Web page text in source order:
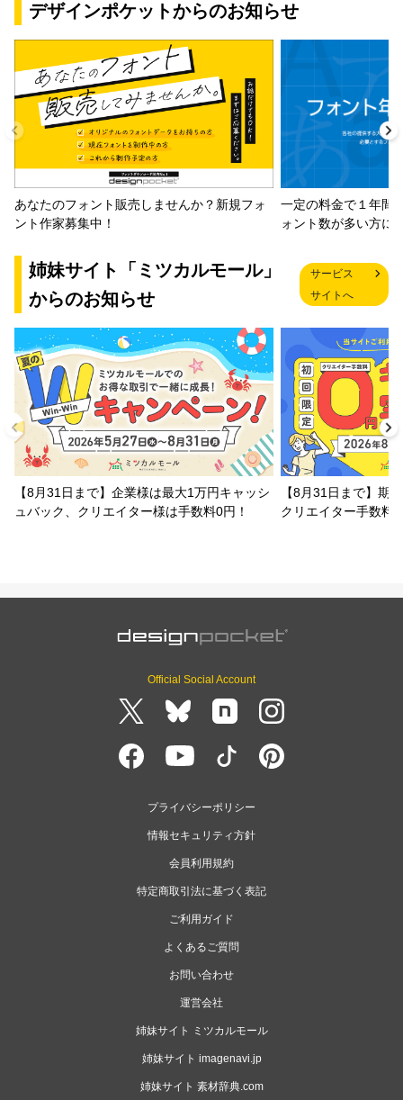
デザインポケットからのお知らせ
あなたのフォント販売しませんか？新規フォ
ント作家募集中！
一定の料金で１年間
ォント数が多い方に
姉妹サイト「ミツカルモール」
からのお知らせ
サービス
サイトへ
【8月31日まで】企業様は最大1万円キャッシ
ュバック、クリエイター様は手数料0円！
【8月31日まで】期
クリエイター手数料
Official Social Account
プライバシーポリシー
情報セキュリティ方針
会員利用規約
特定商取引法に基づく表記
ご利用ガイド
よくあるご質問
お問い合わせ
運営会社
姉妹サイト ミツカルモール
姉妹サイト imagenavi.jp
姉妹サイト 素材辞典.com